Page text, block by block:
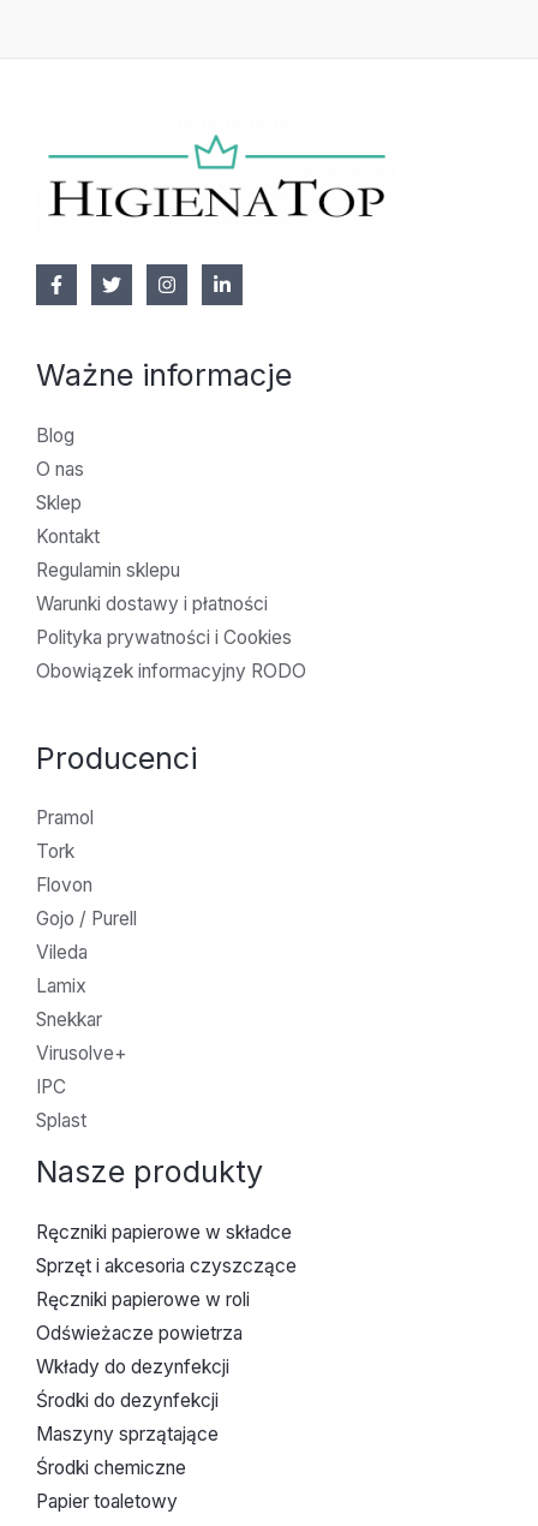
Ważne informacje
Blog
O nas
Sklep
Kontakt
Regulamin sklepu
Warunki dostawy i płatności
Polityka prywatności i Cookies
Obowiązek informacyjny RODO
Producenci
Pramol
Tork
Flovon
Gojo / Purell
Vileda
Lamix
Snekkar
Virusolve+
IPC
Splast
Nasze produkty
Ręczniki papierowe w składce
Sprzęt i akcesoria czyszczące
Ręczniki papierowe w roli
Odświeżacze powietrza
Wkłady do dezynfekcji
Środki do dezynfekcji
Maszyny sprzątające
Środki chemiczne
Papier toaletowy